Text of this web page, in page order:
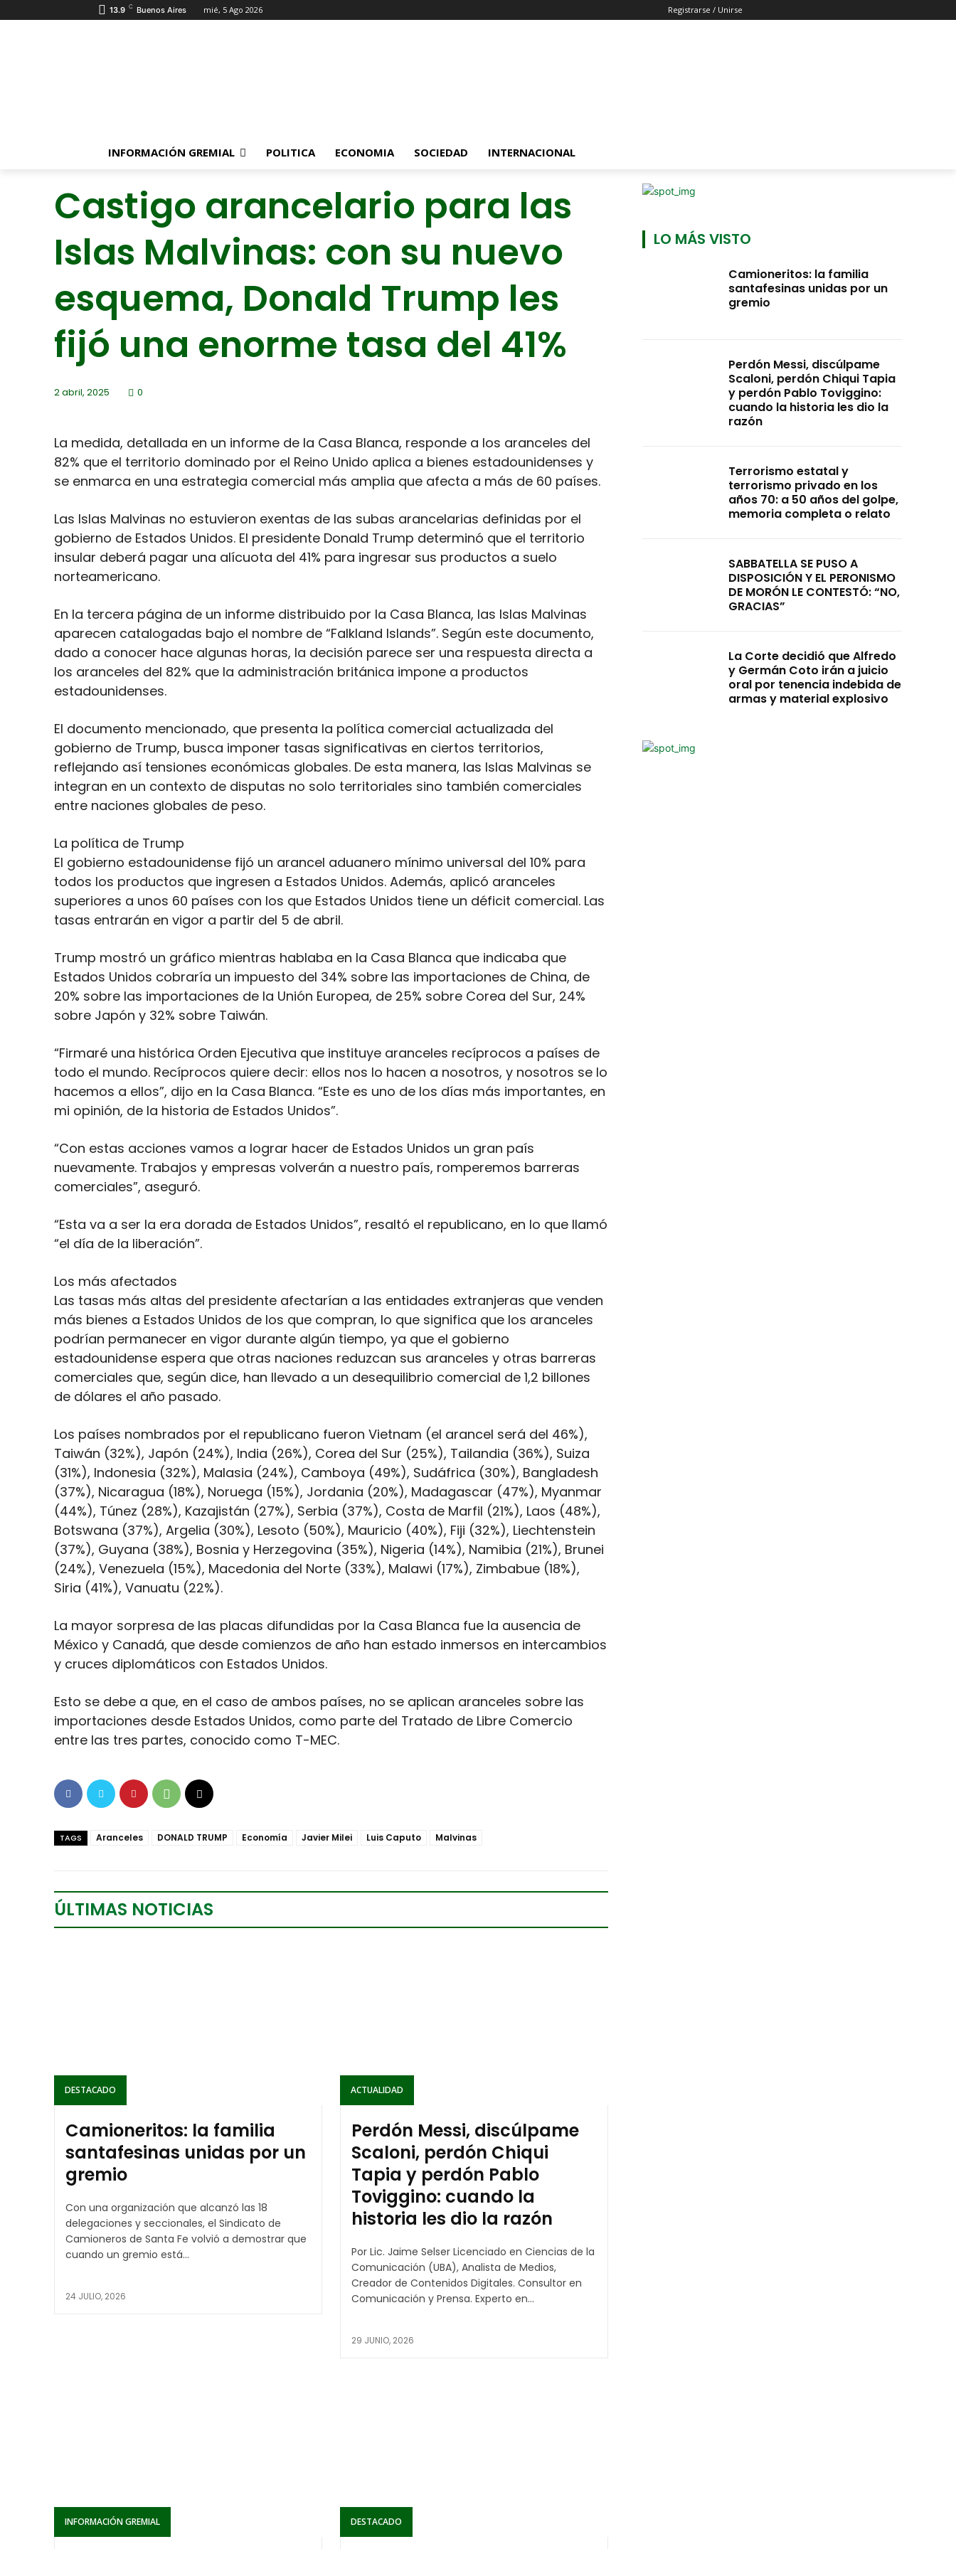
13.9 C Buenos Aires mié, 5 Ago 2026 Registrarse / Unirse
INFORMACIÓN GREMIAL POLITICA ECONOMIA SOCIEDAD INTERNACIONAL
Castigo arancelario para las
Islas Malvinas: con su nuevo
esquema, Donald Trump les
fijó una enorme tasa del 41%
2 abril, 2025 0
La medida, detallada en un informe de la Casa Blanca, responde a los aranceles del
82% que el territorio dominado por el Reino Unido aplica a bienes estadounidenses y
se enmarca en una estrategia comercial más amplia que afecta a más de 60 países.
Las Islas Malvinas no estuvieron exentas de las subas arancelarias definidas por el
gobierno de Estados Unidos. El presidente Donald Trump determinó que el territorio
insular deberá pagar una alícuota del 41% para ingresar sus productos a suelo
norteamericano.
En la tercera página de un informe distribuido por la Casa Blanca, las Islas Malvinas
aparecen catalogadas bajo el nombre de “Falkland Islands”. Según este documento,
dado a conocer hace algunas horas, la decisión parece ser una respuesta directa a
los aranceles del 82% que la administración británica impone a productos
estadounidenses.
El documento mencionado, que presenta la política comercial actualizada del
gobierno de Trump, busca imponer tasas significativas en ciertos territorios,
reflejando así tensiones económicas globales. De esta manera, las Islas Malvinas se
integran en un contexto de disputas no solo territoriales sino también comerciales
entre naciones globales de peso.
La política de Trump
El gobierno estadounidense fijó un arancel aduanero mínimo universal del 10% para
todos los productos que ingresen a Estados Unidos. Además, aplicó aranceles
superiores a unos 60 países con los que Estados Unidos tiene un déficit comercial. Las
tasas entrarán en vigor a partir del 5 de abril.
Trump mostró un gráfico mientras hablaba en la Casa Blanca que indicaba que
Estados Unidos cobraría un impuesto del 34% sobre las importaciones de China, de
20% sobre las importaciones de la Unión Europea, de 25% sobre Corea del Sur, 24%
sobre Japón y 32% sobre Taiwán.
“Firmaré una histórica Orden Ejecutiva que instituye aranceles recíprocos a países de
todo el mundo. Recíprocos quiere decir: ellos nos lo hacen a nosotros, y nosotros se lo
hacemos a ellos”, dijo en la Casa Blanca. “Este es uno de los días más importantes, en
mi opinión, de la historia de Estados Unidos”.
“Con estas acciones vamos a lograr hacer de Estados Unidos un gran país
nuevamente. Trabajos y empresas volverán a nuestro país, romperemos barreras
comerciales”, aseguró.
“Esta va a ser la era dorada de Estados Unidos”, resaltó el republicano, en lo que llamó
“el día de la liberación”.
Los más afectados
Las tasas más altas del presidente afectarían a las entidades extranjeras que venden
más bienes a Estados Unidos de los que compran, lo que significa que los aranceles
podrían permanecer en vigor durante algún tiempo, ya que el gobierno
estadounidense espera que otras naciones reduzcan sus aranceles y otras barreras
comerciales que, según dice, han llevado a un desequilibrio comercial de 1,2 billones
de dólares el año pasado.
Los países nombrados por el republicano fueron Vietnam (el arancel será del 46%),
Taiwán (32%), Japón (24%), India (26%), Corea del Sur (25%), Tailandia (36%), Suiza
(31%), Indonesia (32%), Malasia (24%), Camboya (49%), Sudáfrica (30%), Bangladesh
(37%), Nicaragua (18%), Noruega (15%), Jordania (20%), Madagascar (47%), Myanmar
(44%), Túnez (28%), Kazajistán (27%), Serbia (37%), Costa de Marfil (21%), Laos (48%),
Botswana (37%), Argelia (30%), Lesoto (50%), Mauricio (40%), Fiji (32%), Liechtenstein
(37%), Guyana (38%), Bosnia y Herzegovina (35%), Nigeria (14%), Namibia (21%), Brunei
(24%), Venezuela (15%), Macedonia del Norte (33%), Malawi (17%), Zimbabue (18%),
Siria (41%), Vanuatu (22%).
La mayor sorpresa de las placas difundidas por la Casa Blanca fue la ausencia de
México y Canadá, que desde comienzos de año han estado inmersos en intercambios
y cruces diplomáticos con Estados Unidos.
Esto se debe a que, en el caso de ambos países, no se aplican aranceles sobre las
importaciones desde Estados Unidos, como parte del Tratado de Libre Comercio
entre las tres partes, conocido como T-MEC.
TAGS Aranceles DONALD TRUMP Economía Javier Milei Luis Caputo Malvinas
ÚLTIMAS NOTICIAS
DESTACADO
Camioneritos: la familia
santafesinas unidas por un
gremio
Con una organización que alcanzó las 18
delegaciones y seccionales, el Sindicato de
Camioneros de Santa Fe volvió a demostrar que
cuando un gremio está...
24 JULIO, 2026
ACTUALIDAD
Perdón Messi, discúlpame
Scaloni, perdón Chiqui
Tapia y perdón Pablo
Toviggino: cuando la
historia les dio la razón
Por Lic. Jaime Selser Licenciado en Ciencias de la
Comunicación (UBA), Analista de Medios,
Creador de Contenidos Digitales. Consultor en
Comunicación y Prensa. Experto en...
29 JUNIO, 2026
INFORMACIÓN GREMIAL DESTACADO
LO MÁS VISTO
Camioneritos: la familia
santafesinas unidas por un
gremio
Perdón Messi, discúlpame
Scaloni, perdón Chiqui Tapia
y perdón Pablo Toviggino:
cuando la historia les dio la
razón
Terrorismo estatal y
terrorismo privado en los
años 70: a 50 años del golpe,
memoria completa o relato
SABBATELLA SE PUSO A
DISPOSICIÓN Y EL PERONISMO
DE MORÓN LE CONTESTÓ: “NO,
GRACIAS”
La Corte decidió que Alfredo
y Germán Coto irán a juicio
oral por tenencia indebida de
armas y material explosivo